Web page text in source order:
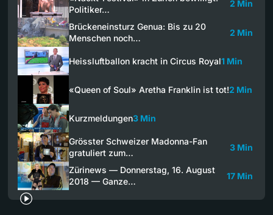
Politiker…
2 Min
Brückeneinsturz Genua: Bis zu 20
Menschen noch…
2 Min
Heissluftballon kracht in Circus Royal1 Min
«Queen of Soul» Aretha Franklin ist tot!2 Min
Kurzmeldungen3 Min
Grösster Schweizer Madonna-Fan
gratuliert zum…
3 Min
Zürinews — Donnerstag, 16. August
2018 — Ganze…
17 Min